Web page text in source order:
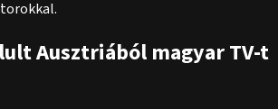
Ausztriából magyar TV-t